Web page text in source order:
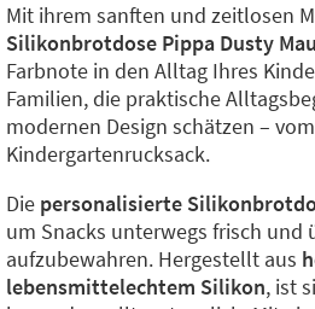
Mit ihrem sanften und zeitlosen
Silikonbrotdose Pippa Dusty
Farbnote in den Alltag Ihres
Familien, die praktische
modernen Design schätzen –
Kindergartenrucksack.
Die personalisierte
um Snacks unterwegs frisch und
aufzubewahren. Hergestellt aus
lebensmittelechtem Silikon, ist